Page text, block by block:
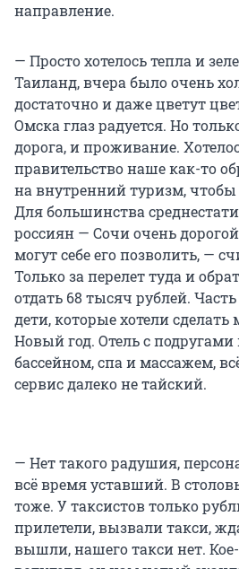
направление.
— Просто хотелось тепла и
Таиланд, вчера было очень
достаточно и даже цветут
Омска глаз радуется. Но
дорога, и проживание.
правительство наше как-то
на внутренний туризм,
Для большинства
россиян — Сочи очень
могут себе его позволить, —
Только за перелет туда и
отдать 68 тысяч рублей.
дети, которые хотели сделать
Новый год. Отель с
бассейном, спа и массажем,
сервис далеко не тайский.
— Нет такого радушия,
всё время уставший. В
тоже. У таксистов только
прилетели, вызвали такси,
вышли, нашего такси нет.